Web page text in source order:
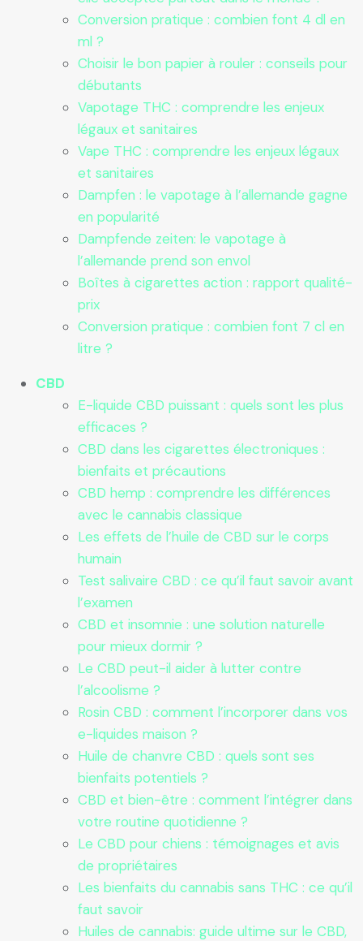
Conversion pratique : combien font 4 dl en
ml ?
Choisir le bon papier à rouler : conseils pour
débutants
Vapotage THC : comprendre les enjeux
légaux et sanitaires
Vape THC : comprendre les enjeux légaux
et sanitaires
Dampfen : le vapotage à l’allemande gagne
en popularité
Dampfende zeiten: le vapotage à
l’allemande prend son envol
Boîtes à cigarettes action : rapport qualité-
prix
Conversion pratique : combien font 7 cl en
litre ?
CBD
E-liquide CBD puissant : quels sont les plus
efficaces ?
CBD dans les cigarettes électroniques :
bienfaits et précautions
CBD hemp : comprendre les différences
avec le cannabis classique
Les effets de l’huile de CBD sur le corps
humain
Test salivaire CBD : ce qu’il faut savoir avant
l’examen
CBD et insomnie : une solution naturelle
pour mieux dormir ?
Le CBD peut-il aider à lutter contre
l’alcoolisme ?
Rosin CBD : comment l’incorporer dans vos
e-liquides maison ?
Huile de chanvre CBD : quels sont ses
bienfaits potentiels ?
CBD et bien-être : comment l’intégrer dans
votre routine quotidienne ?
Le CBD pour chiens : témoignages et avis
de propriétaires
Les bienfaits du cannabis sans THC : ce qu’il
faut savoir
Huiles de cannabis: guide ultime sur le CBD,